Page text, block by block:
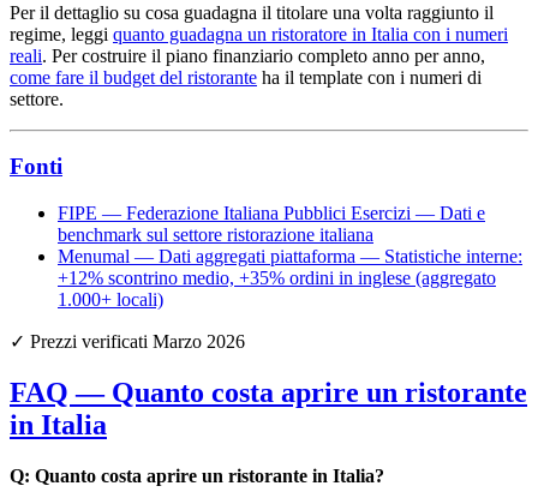
Per il dettaglio su cosa guadagna il titolare una volta raggiunto il
regime, leggi quanto guadagna un ristoratore in Italia con i numeri
reali. Per costruire il piano finanziario completo anno per anno,
come fare il budget del ristorante ha il template con i numeri di
settore.
Fonti
FIPE — Federazione Italiana Pubblici Esercizi — Dati e
benchmark sul settore ristorazione italiana
Menumal — Dati aggregati piattaforma — Statistiche interne:
+12% scontrino medio, +35% ordini in inglese (aggregato
1.000+ locali)
✓ Prezzi verificati Marzo 2026
FAQ — Quanto costa aprire un ristorante
in Italia
Q: Quanto costa aprire un ristorante in Italia?